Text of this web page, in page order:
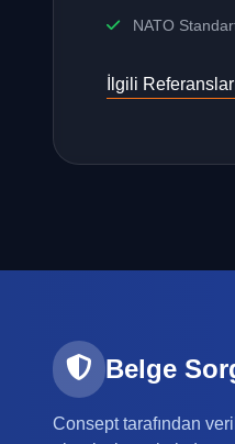
NATO
İlgili
Belge
Consept tarafından